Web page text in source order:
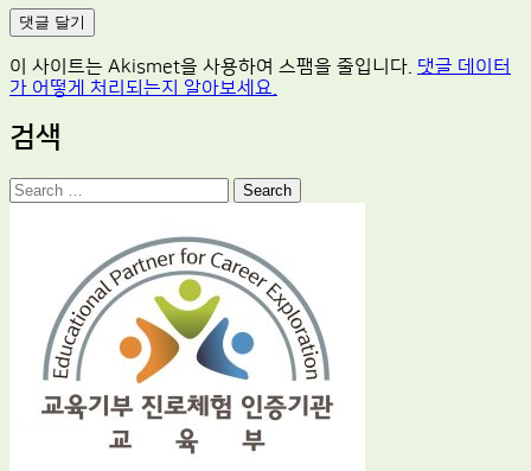
이 사이트는 Akismet을 사용하여 스팸을 줄입니다. 댓글 데이터
가 어떻게 처리되는지 알아보세요.
검색
Search